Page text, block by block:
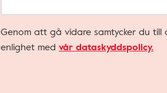
Genom att gå vidare samtycker du
enlighet med vår dataskyddspolicy.